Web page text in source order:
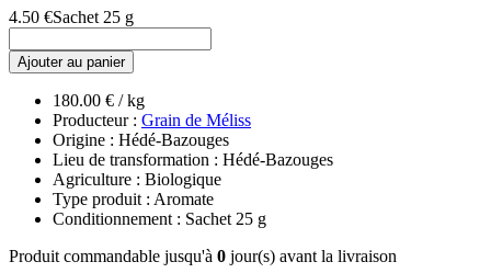
4.50 €Sachet 25 g
Ajouter au panier
180.00 € / kg
Producteur : Grain de Méliss
Origine : Hédé-Bazouges
Lieu de transformation : Hédé-Bazouges
Agriculture : Biologique
Type produit : Aromate
Conditionnement : Sachet 25 g
Produit commandable jusqu'à 0 jour(s) avant la livraison